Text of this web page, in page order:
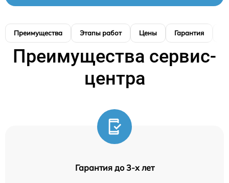
Преимущества Этапы работ Цены Гарантия
Преимущества сервис-
центра
Гарантия до 3-х лет